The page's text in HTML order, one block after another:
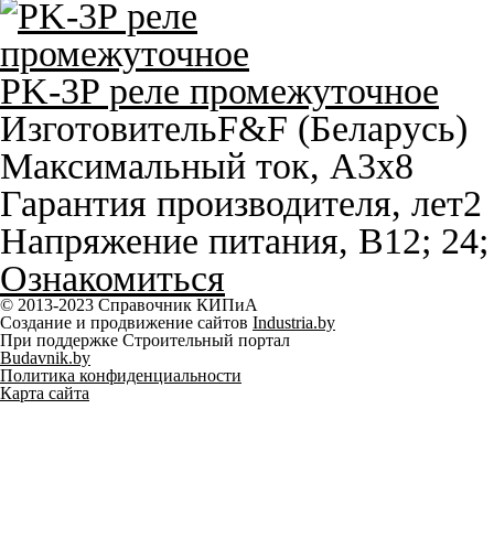
PK-3P реле промежуточное
ИзготовительF&F (Беларусь)
Максимальный ток, A3х8
Гарантия производителя, лет2
Напряжение питания, В12;
Ознакомиться
© 2013-2023 Справочник КИПиА
Создание и продвижение сайтов Industria.by
При поддержке Строительный портал
Budavnik.by
Политика конфиденциальности
Карта сайта